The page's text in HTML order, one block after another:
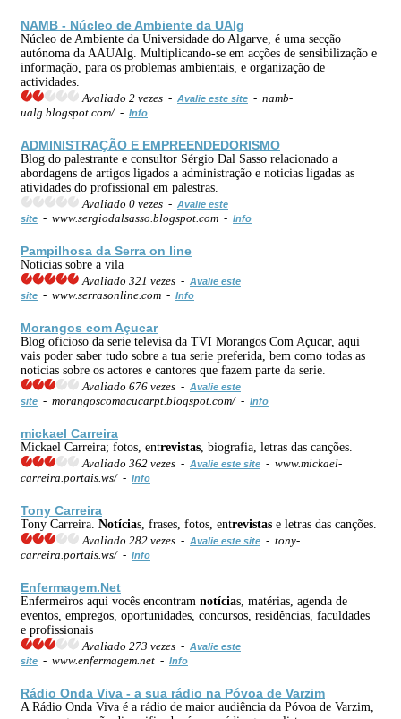
NAMB - Núcleo de Ambiente da UAlg
Núcleo de Ambiente da Universidade do Algarve, é uma secção
autónoma da AAUAlg. Multiplicando-se em acções de sensibilização e
informação, para os problemas ambientais, e organização de
actividades.
Avaliado 2 vezes - Avalie este site - namb-
ualg.blogspot.com/ - Info
ADMINISTRAÇÃO E EMPREENDEDORISMO
Blog do palestrante e consultor Sérgio Dal Sasso relacionado a
abordagens de artigos ligados a administração e noticias ligadas as
atividades do profissional em palestras.
Avaliado 0 vezes - Avalie este
site - www.sergiodalsasso.blogspot.com - Info
Pampilhosa da Serra on line
Noticias sobre a vila
Avaliado 321 vezes - Avalie este
site - www.serrasonline.com - Info
Morangos com Açucar
Blog oficioso da serie televisa da TVI Morangos Com Açucar, aqui
vais poder saber tudo sobre a tua serie preferida, bem como todas as
noticias sobre os actores e cantores que fazem parte da serie.
Avaliado 676 vezes - Avalie este
site - morangoscomacucarpt.blogspot.com/ - Info
mickael Carreira
Mickael Carreira; fotos, entrevistas , biografia, letras das canções.
Avaliado 362 vezes - Avalie este site - www.mickael-
carreira.portais.ws/ - Info
Tony Carreira
Tony Carreira. Notícias, frases, fotos, entrevistas e letras das canções.
Avaliado 282 vezes - Avalie este site - tony-
carreira.portais.ws/ - Info
Enfermagem.Net
Enfermeiros aqui vocês encontram notícias, matérias, agenda de
eventos, empregos, oportunidades, concursos, residências, faculdades
e profissionais
Avaliado 273 vezes - Avalie este
site - www.enfermagem.net - Info
Rádio Onda Viva - a sua rádio na Póvoa de Varzim
A Rádio Onda Viva é a rádio de maior audiência da Póvoa de Varzim,